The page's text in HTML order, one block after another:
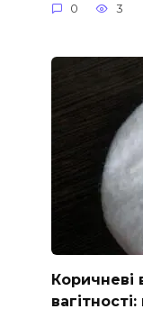
0 3
Коричневі